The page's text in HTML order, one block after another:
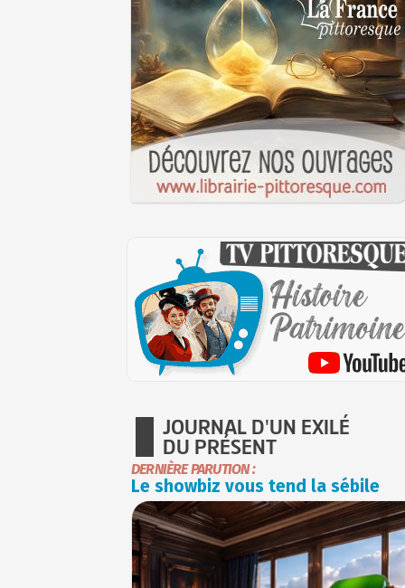
JOURNAL D'UN EXILÉ
DU PRÉSENT
DERNIÈRE PARUTION :
Le showbiz vous tend la sébile